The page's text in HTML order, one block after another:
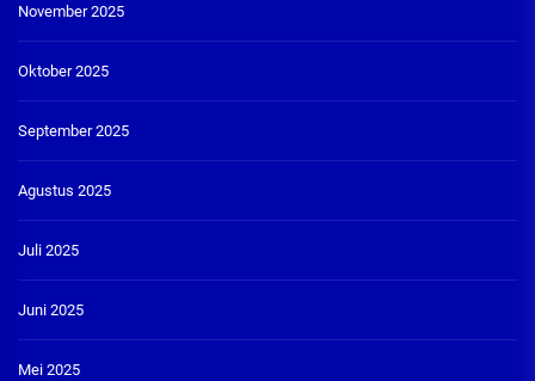
November 2025
Oktober 2025
September 2025
Agustus 2025
Juli 2025
Juni 2025
Mei 2025